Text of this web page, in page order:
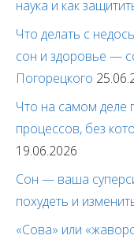
наука и как
Что делать с
сон и здоровье —
Погорецкого
Что на самом деле
процессов, без
19.06.2026
Сон — ваша
похудеть и
«Сова» или